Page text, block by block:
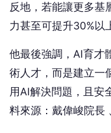
反地，若能讓更多基
力甚至可提升30%以
他最後強調，AI育才
術人才，而是建立一
用AI解決問題，且安
料來源：戴偉峻院長